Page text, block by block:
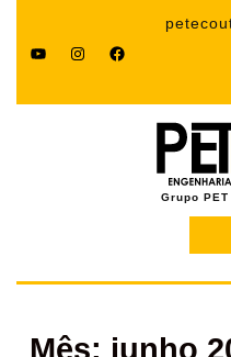
YouTubeInstagramFacebook
Grupo
Mês: junho